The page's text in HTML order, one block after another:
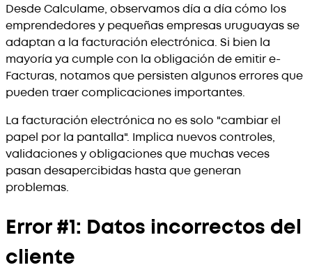
Desde Calculame, observamos día a día cómo los
emprendedores y pequeñas empresas uruguayas se
adaptan a la facturación electrónica. Si bien la
mayoría ya cumple con la obligación de emitir e-
Facturas, notamos que persisten algunos errores que
pueden traer complicaciones importantes.
La facturación electrónica no es solo "cambiar el
papel por la pantalla". Implica nuevos controles,
validaciones y obligaciones que muchas veces
pasan desapercibidas hasta que generan
problemas.
Error #1: Datos incorrectos del
cliente